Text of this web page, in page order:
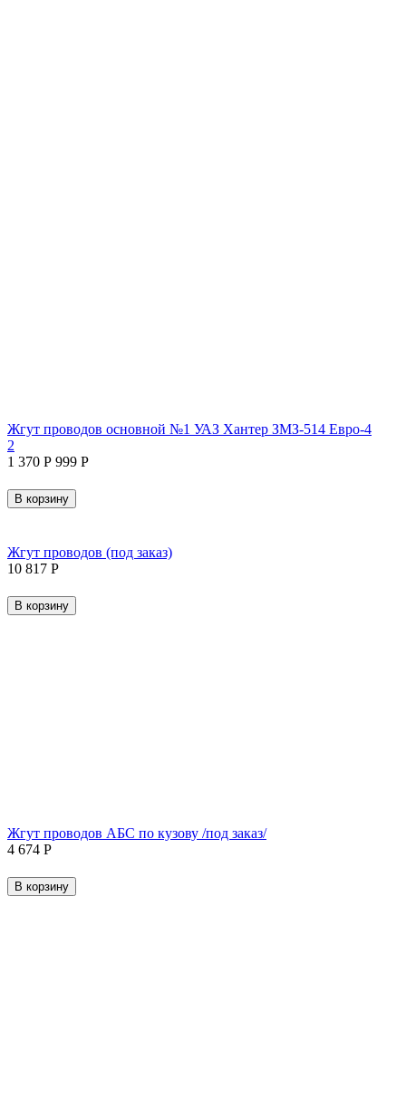
Жгут проводов основной №1 УАЗ Хантер ЗМЗ-514 Евро-4
2
1 370 Р ‍999‍ Р
В корзину
Жгут проводов (под заказ)
10 817 Р
В корзину
Жгут проводов АБС по кузову /под заказ/
4 674 Р
В корзину